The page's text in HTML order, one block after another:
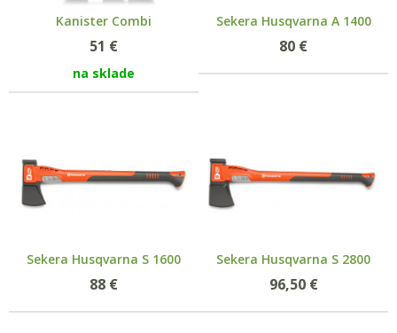
Kanister Combi
51 €
na sklade
Sekera Husqvarna A 1400
80 €
Sekera Husqvarna S 1600
88 €
Sekera Husqvarna S 2800
96,50 €